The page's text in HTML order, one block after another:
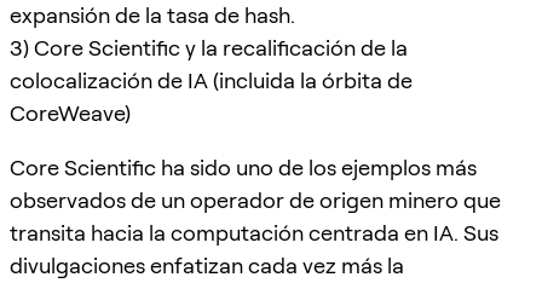
expansión de la tasa de hash.
3) Core Scientific y la recalificación de la
colocalización de IA (incluida la órbita de
CoreWeave)
Core Scientific ha sido uno de los ejemplos más
observados de un operador de origen minero que
transita hacia la computación centrada en IA. Sus
divulgaciones enfatizan cada vez más la